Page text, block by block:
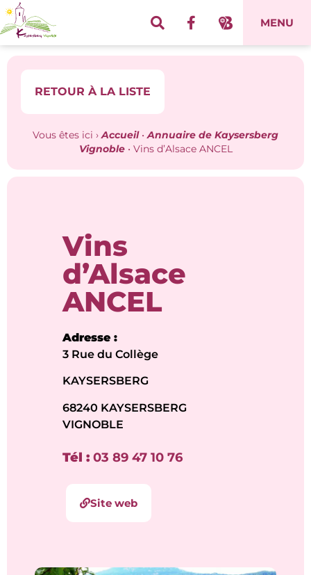
MENU
RETOUR À LA LISTE
Vous êtes ici › Accueil• Annuaire de Kaysersberg
Vignoble• Vins d’Alsace ANCEL
Vins
d’Alsace
ANCEL
Adresse :
3 Rue du Collège
KAYSERSBERG
68240 KAYSERSBERG
VIGNOBLE
Tél : 03 89 47 10 76
Site web
Panneau de gestion des cookies